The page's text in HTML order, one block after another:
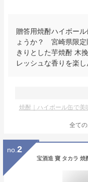
贈答用焼酎ハイボー
ょうか？ 宮崎県限定
きりとした芋焼酎 木
レッシュな香りを楽し
焼酎｜ハイボール缶で美
全て
no. 2